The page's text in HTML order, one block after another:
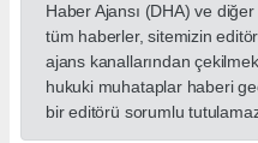
Haber Ajansı (DHA) ve
tüm haberler, sitemizin
ajans kanallarından
hukuki muhataplar haberi
bir editörü sorumlu